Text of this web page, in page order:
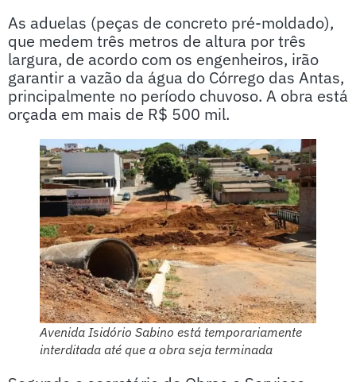
As aduelas (peças de concreto pré-moldado),
que medem três metros de altura por três
largura, de acordo com os engenheiros, irão
garantir a vazão da água do Córrego das Antas,
principalmente no período chuvoso. A obra está
orçada em mais de R$ 500 mil.
Avenida Isidório Sabino está temporariamente
interditada até que a obra seja terminada